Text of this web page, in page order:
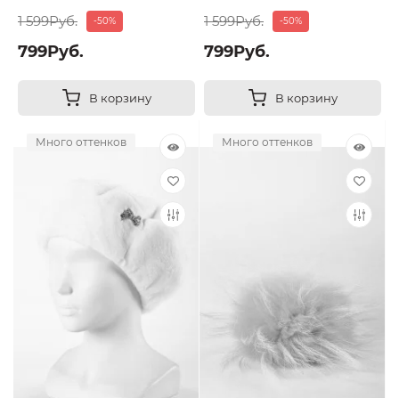
1 599Руб. -50%
799Руб.
В корзину
1 599Руб. -50%
799Руб.
В корзину
Много оттенков Много оттенков